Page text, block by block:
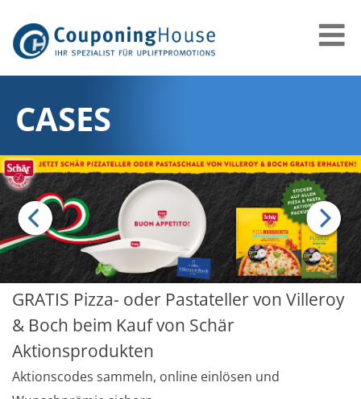
CASES
GRATIS Pizza- oder Pastateller von Villeroy
& Boch beim Kauf von Schär
Aktionsprodukten
Aktionscodes sammeln, online einlösen und